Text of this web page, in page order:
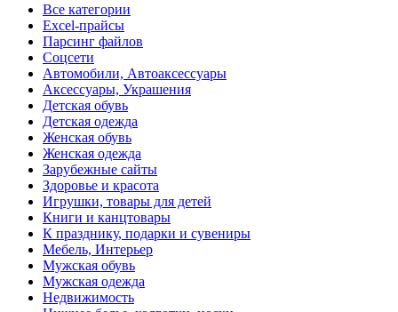
Все категории
Excel-прайсы
Парсинг файлов
Соцсети
Автомобили, Автоаксессуары
Аксессуары, Украшения
Детская обувь
Детская одежда
Женская обувь
Женская одежда
Зарубежные сайты
Здоровье и красота
Игрушки, товары для детей
Книги и канцтовары
К празднику, подарки и сувениры
Мебель, Интерьер
Мужская обувь
Мужская одежда
Недвижимость